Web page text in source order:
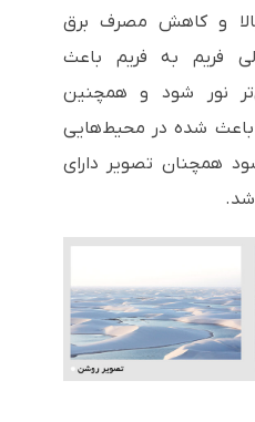
و کاهش مصرف برق
فریم به فریم باعث
نور شود و همچنین
باعث شده در محیط‌هایی
همچنان تصویر دارای